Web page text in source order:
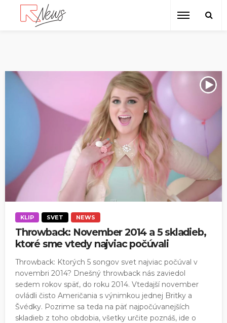
KLIP SVET NEWS
Throwback: November 2014 a 5 skladieb,
ktoré sme vtedy najviac počúvali
Throwback: Ktorých 5 songov svet najviac počúval v
novembri 2014? Dnešný throwback nás zaviedol
sedem rokov späť, do roku 2014. Vtedajší november
ovládli čisto Američania s výnimkou jednej Britky a
Švédky. Pozrime sa teda na päť najpočúvanejších
skladieb z toho obdobia, všetky určite poznáš, ide o